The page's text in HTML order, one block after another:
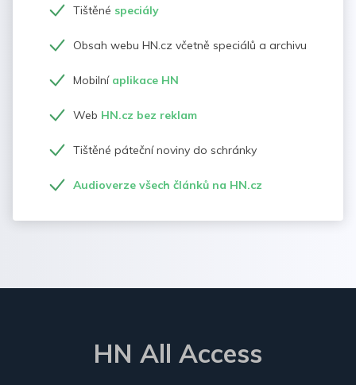
Tištěné speciály
Obsah webu HN.cz včetně speciálů a archivu
Mobilní aplikace HN
Web HN.cz bez reklam
Tištěné páteční noviny do schránky
Audioverze všech článků na HN.cz
HN All Access